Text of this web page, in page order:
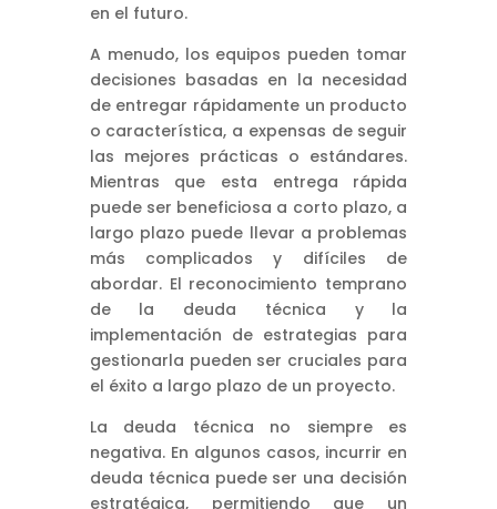
en el futuro.
A menudo, los equipos pueden tomar
decisiones basadas en la necesidad
de entregar rápidamente un producto
o característica, a expensas de seguir
las mejores prácticas o estándares.
Mientras que esta entrega rápida
puede ser beneficiosa a corto plazo, a
largo plazo puede llevar a problemas
más complicados y difíciles de
abordar. El reconocimiento temprano
de la deuda técnica y la
implementación de estrategias para
gestionarla pueden ser cruciales para
el éxito a largo plazo de un proyecto.
La deuda técnica no siempre es
negativa. En algunos casos, incurrir en
deuda técnica puede ser una decisión
estratégica, permitiendo que un